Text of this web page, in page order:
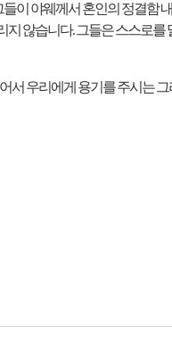
들이 야웨께서 혼인의 정결함
지 않습니다.그들은 스스로를
서 우리에게 용기를 주시는